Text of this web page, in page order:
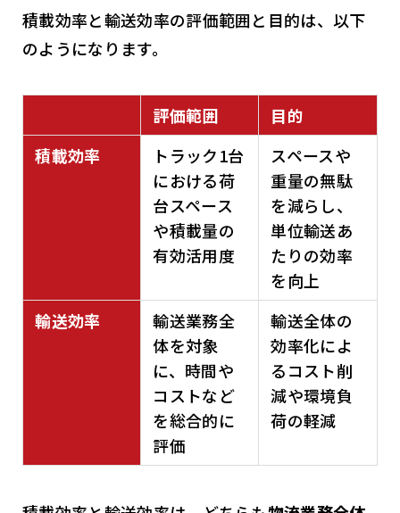
積載効率と輸送効率の評価範囲と目的は、以下
のようになります。
評価範囲
目的
積載効率
トラック1台
における荷
台スペース
や積載量の
有効活用度
スペースや
重量の無駄
を減らし、
単位輸送あ
たりの効率
を向上
輸送効率
輸送業務全
体を対象
に、時間や
コストなど
を総合的に
評価
輸送全体の
効率化によ
るコスト削
減や環境負
荷の軽減